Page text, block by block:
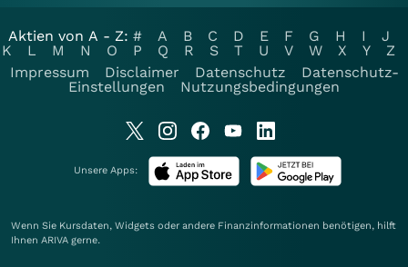
Aktien von A - Z: # A B C D E F G H I
J
K
L M N O P Q R S T U V W X Y
Z
Impressum
Disclaimer Datenschutz
Datenschutz-
Einstellungen
Nutzungsbedingungen
Unsere Apps:
Wenn Sie Kursdaten, Widgets oder andere Finanzinformationen benötigen, hilft
Ihnen ARIVA gerne.